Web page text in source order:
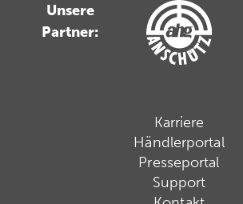
Unsere
Partner:
Karriere
Händlerportal
Presseportal
Support